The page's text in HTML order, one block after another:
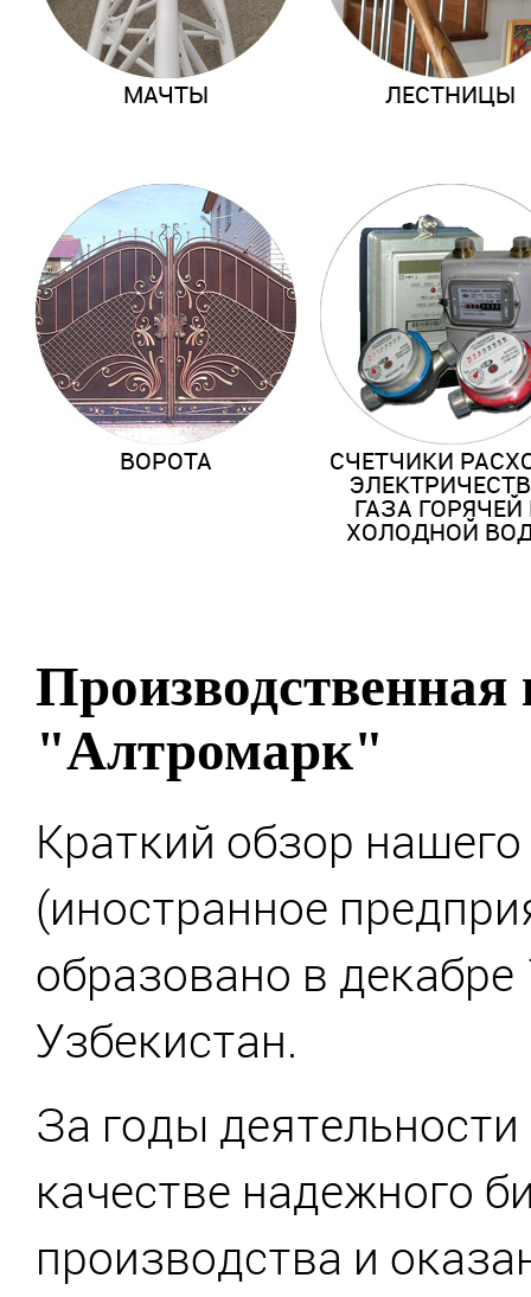
МАЧТЫ ЛЕСТНИЦЫ
ВОРОТА СЧЕТЧИКИ
ГАЗА ГОРЯЧЕЙ
ХОЛОДНОЙ
"Алтромарк"
Краткий обзор
(иностранное
образовано в
Узбекистан.
За годы
качестве надежного
производства и